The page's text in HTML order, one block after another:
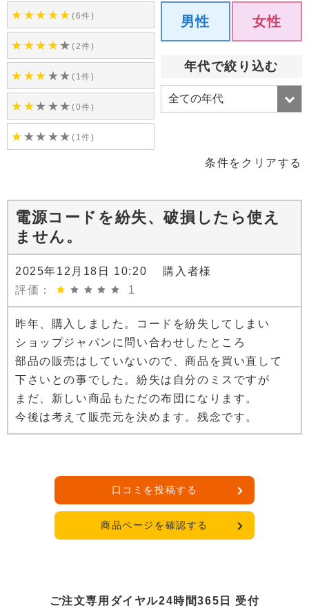
★ ★★ ★★(6件)
★ ★★ ★★(2件)
★ ★★ ★★(1件)
★ ★★ ★★(0件)
★ ★★ ★★(1件)
男性 女性
年代で絞り込む
条件をクリアする
電源コードを紛失、破損したら使え
ません。
2025年12月18日 10:20 購入者様
評価：
1
昨年、購入しました。コードを紛失してしまい
ショップジャパンに問い合わせしたところ
部品の販売はしていないので、商品を買い直して
下さいとの事でした。紛失は自分のミスですが
まだ、新しい商品もただの布団になります。
今後は考えて販売元を決めます。残念です。
口コミを投稿する
商品ページを確認する
ご注文専用ダイヤル24時間365日 受付